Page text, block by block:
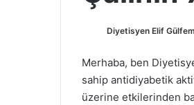
Diyetisyen Elif
Merhaba, ben
sahip antidiyabetik
üzerine etkilerinden